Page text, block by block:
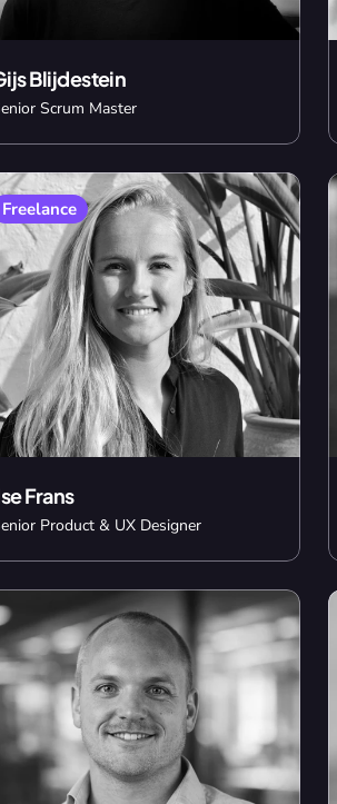
Blijdestein
Scrum Master
Freelance
Frans
Product & UX Designer